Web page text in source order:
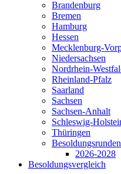
Brandenburg
Bremen
Hamburg
Hessen
Mecklenburg-
Niedersachsen
Nordrhein-
Rheinland-Pfalz
Saarland
Sachsen
Sachsen-Anhalt
Schleswig-
Thüringen
Besoldungsrunden
2026-2028
Besoldungsvergleich